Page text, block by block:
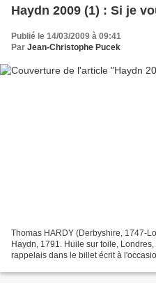
Haydn 2009 (1) : Si je
Publié le 14/03/2009 à 09:41
Par Jean-Christophe Pucek
Thomas HARDY (Derbyshire, 1747-
Haydn, 1791. Huile sur toile,
rappelais dans le billet écrit à